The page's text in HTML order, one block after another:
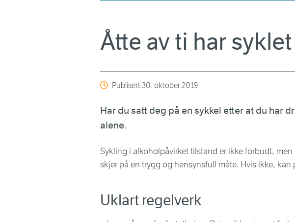
Åtte av ti har
Publisert30. oktober 2019
Har du satt deg på en sykkel etter at du har
alene.
Sykling i alkoholpåvirket tilstand er ikke forbudt,
skjer på en trygg og hensynsfull måte. Hvis ikke, kan
Uklart regelverk